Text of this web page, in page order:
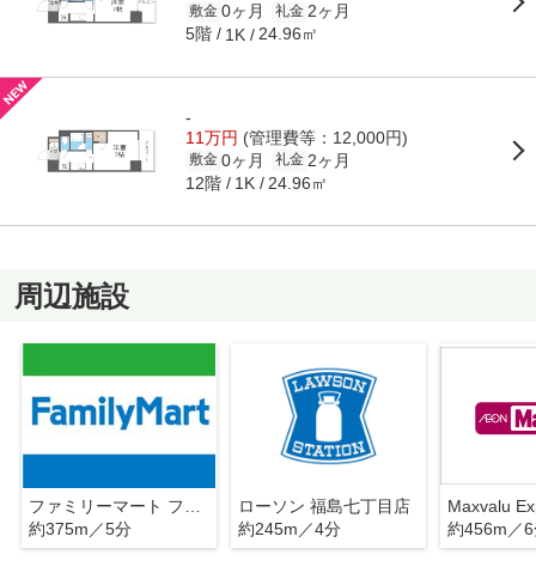
敷金 0ヶ月 礼金 2ヶ月
5階 1K 24.96㎡
-
11万円 (管理費等：12,000円)
敷金 0ヶ月 礼金 2ヶ月
12階 1K 24.96㎡
周辺施設
約375m／5分
ローソン 福島七丁目店
約245m／4分
約456m／